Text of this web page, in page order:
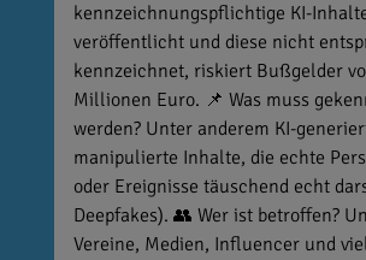
kennzeichnungspflichtige KI-
veröffentlicht und diese nicht
kennzeichnet, riskiert Bußgelder
Millionen Euro. 📌 Was muss
werden? Unter anderem KI-
manipulierte Inhalte, die echte
oder Ereignisse täuschend echt
Deepfakes). 👥 Wer ist betroffen?
Vereine, Medien, Influencer und